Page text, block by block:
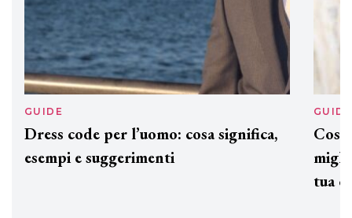
GUIDE
Dress code per l’uomo: cosa significa,
esempi e suggerimenti
GUIDE
tua